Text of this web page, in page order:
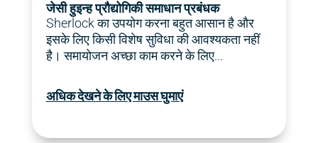
जेसी हुइन्ह प्रौद्योगिकी समाधान प्रबंधक
Sherlock का उपयोग करना बहुत आसान है और
इसके लिए किसी विशेष सुविधा की आवश्यकता नहीं
है।समायोजनअच्छा काम करने के लिए...
अधिक देखने के लिए माउस घुमाएं
VIATechnik, LLC